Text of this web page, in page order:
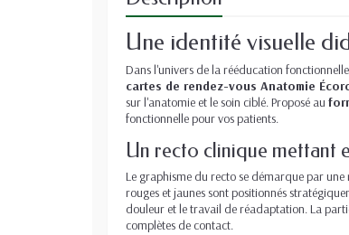
Une identité visuelle
Dans l'univers de la rééducation
cartes de rendez-vous Anatomie
sur l'anatomie et le soin ciblé. Proposé au
fonctionnelle pour vos patients.
Un recto clinique mettant
Le graphisme du recto se démarque par
rouges et jaunes sont positionnés
douleur et le travail de réadaptation. La
complètes de contact.